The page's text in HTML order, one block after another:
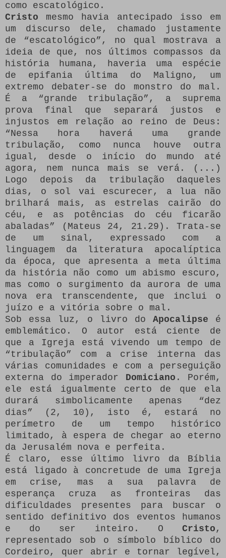
como escatológico.
Cristo mesmo havia antecipado isso em
um discurso dele, chamado justamente
de “escatológico”, no qual mostrava a
ideia de que, nos últimos compassos da
história humana, haveria uma espécie
de epifania última do Maligno, um
extremo debater-se do monstro do mal.
É a “grande tribulação”, a suprema
prova final que separará justos e
injustos em relação ao reino de Deus:
“Nessa hora haverá uma grande
tribulação, como nunca houve outra
igual, desde o início do mundo até
agora, nem nunca mais se verá. (...)
Logo depois da tribulação daqueles
dias, o sol vai escurecer, a lua não
brilhará mais, as estrelas cairão do
céu, e as potências do céu ficarão
abaladas” (Mateus 24, 21.29). Trata-se
de um sinal, expressado com a
linguagem da literatura apocalíptica
da época, que apresenta a meta última
da história não como um abismo escuro,
mas como o surgimento da aurora de uma
nova era transcendente, que inclui o
juízo e a vitória sobre o mal.
Sob essa luz, o livro do Apocalipse é
emblemático. O autor está ciente de
que a Igreja está vivendo um tempo de
“tribulação” com a crise interna das
várias comunidades e com a perseguição
externa do imperador Domiciano . Porém,
ele está igualmente certo de que ela
durará simbolicamente apenas “dez
dias” (2, 10), isto é, estará no
perímetro de um tempo histórico
limitado, à espera de chegar ao eterno
da Jerusalém nova e perfeita.
É claro, esse último livro da Bíblia
está ligado à concretude de uma Igreja
em crise, mas a sua palavra de
esperança cruza as fronteiras das
dificuldades presentes para buscar o
sentido definitivo dos eventos humanos
e do ser inteiro. O Cristo ,
representado sob o símbolo bíblico do
Cordeiro, quer abrir e tornar legível,